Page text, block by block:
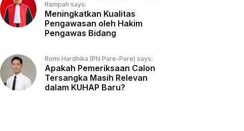
Rampah says:
Meningkatkan Kualitas
Pengawasan oleh Hakim
Pengawas Bidang
Romi Hardhika (PN Pare-Pare) says:
Apakah Pemeriksaan Calon
Tersangka Masih Relevan
dalam KUHAP Baru?